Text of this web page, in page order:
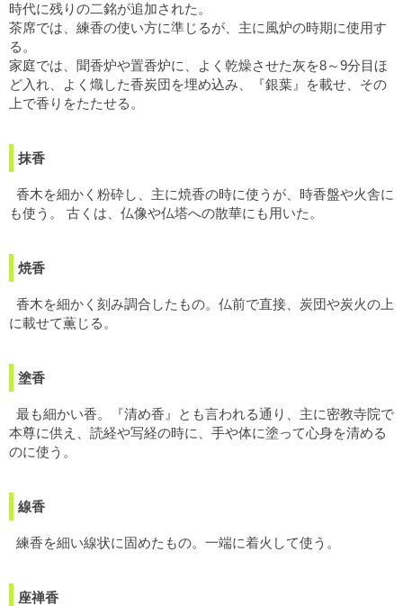
時代に残りの二銘が追加された。
茶席では、練香の使い方に準じるが、主に風炉の時期に使用す
る。
家庭では、聞香炉や置香炉に、よく乾燥させた灰を8～9分目ほ
ど入れ、よく熾した香炭団を埋め込み、『銀葉』を載せ、その
上で香りをたたせる。
抹香
香木を細かく粉砕し、主に焼香の時に使うが、時香盤や火舎に
も使う。 古くは、仏像や仏塔への散華にも用いた。
焼香
香木を細かく刻み調合したもの。仏前で直接、炭団や炭火の上
に載せて薫じる。
塗香
最も細かい香。『清め香』とも言われる通り、主に密教寺院で
本尊に供え、読経や写経の時に、手や体に塗って心身を清める
のに使う。
線香
練香を細い線状に固めたもの。一端に着火して使う。
座禅香